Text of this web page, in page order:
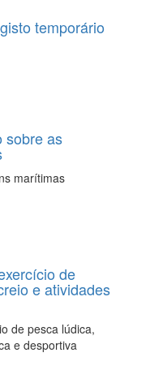
temporário
sobre as
marítimas
de
e atividades
de pesca lúdica,
e desportiva